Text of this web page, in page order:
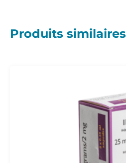
Produits similaires